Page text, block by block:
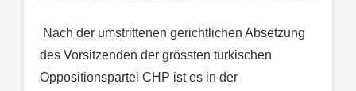
Nach der umstrittenen gerichtlichen Absetzung
des Vorsitzenden der grössten türkischen
Oppositionspartei CHP ist es in der